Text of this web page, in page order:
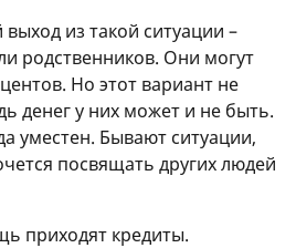
из такой ситуации –
родственников. Они могут
Но этот вариант не
денег у них может и не быть.
уместен. Бывают ситуации,
посвящать других людей
приходят кредиты.